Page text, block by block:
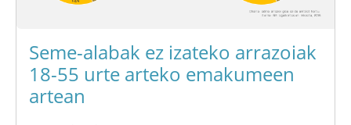
Seme-alabak ez izateko arrazoiak
18-55 urte arteko emakumeen
artean